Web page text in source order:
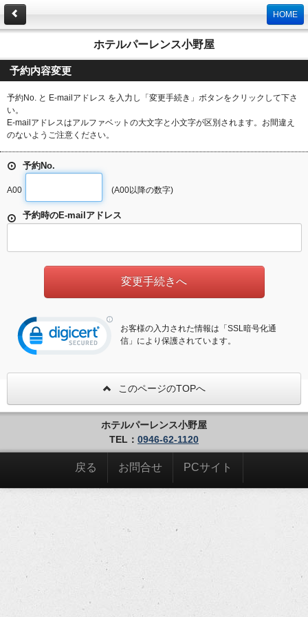
HOME
ホテルパーレンス小野屋
予約内容変更
予約No. と E-mailアドレス を入力し「変更手続き」ボタンをクリックして下さ
い。
E-mailアドレスはアルファベットの大文字と小文字が区別されます。お間違え
のないようご注意ください。
予約No.
A00 (A00以降の数字)
予約時のE-mailアドレス
お客様の入力された情報は「SSL暗号化通
信」により保護されています。
このページのTOPへ
ホテルパーレンス小野屋
TEL： 0946-62-1120
戻る お問合せ PCサイト